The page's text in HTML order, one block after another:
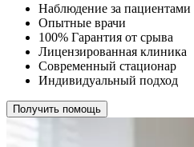
Наблюдение за пациентами
Опытные врачи
100% Гарантия от срыва
Лицензированная клиника
Современный стационар
Индивидуальный подход
Получить помощь